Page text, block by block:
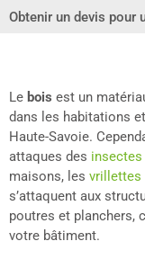
Obtenir un devis pour
Le bois est un
dans les habitations
Haute-Savoie.
attaques des insectes
maisons, les vrillettes
s’attaquent aux
poutres et planchers,
votre bâtiment.